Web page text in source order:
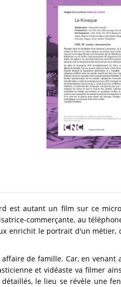
est autant un film sur ce
commerçante, au
enrichit le portrait d'un
de famille. Car, en
et vidéaste va filmer
le lieu se révèle une